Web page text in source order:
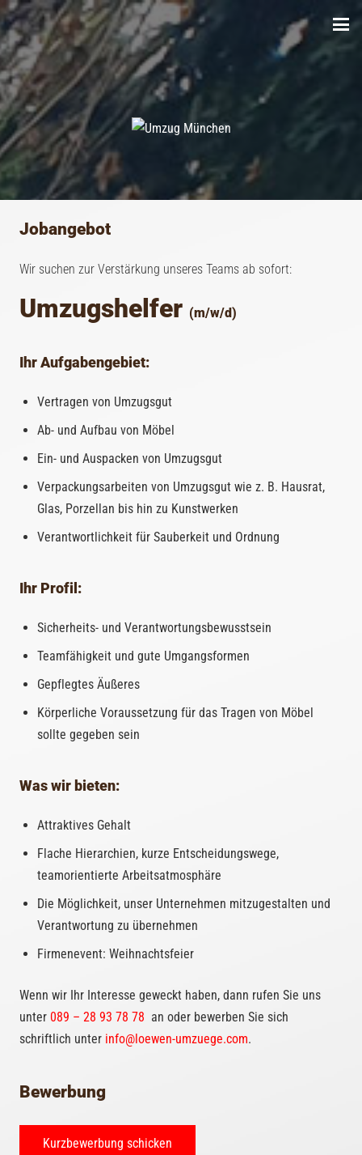
Jobangebot
Wir suchen zur Verstärkung unseres Teams ab sofort
Umzugshelfer
Ihr Aufgabengebiet:
Vertragen von Umzugsgut
Ab- und Aufbau von Möbel
Ein- und Auspacken von Umzugsgut
Verpackungsarbeiten von Umzugsgut wie z. B. Hausrat,
Glas, Porzellan bis hin zu Kunstwerken
Verantwortlichkeit für Sauberkeit und Ordnung
Ihr Profil:
Sicherheits- und Verantwortungsbewusstsein
Teamfähigkeit und gute Umgangsformen
Gepflegtes Äußeres
Körperliche Voraussetzung für das Tragen von Möbel
sollte gegeben sein
Was wir bieten:
Attraktives Gehalt
Flache Hierarchien, kurze Entscheidungswege,
teamorientierte Arbeitsatmosphäre
Die Möglichkeit, unser Unternehmen mitzugestalten und
Verantwortung zu übernehmen
Firmenevent: Weihnachtsfeier
Wenn wir Ihr Interesse geweckt haben, dann rufen Sie uns
unter 089 – 28 93 78 78 an oder bewerben Sie sich
schriftlich unter
moc.e
geuzm
u-new
eol@o
fni .
Bewerbung
Kurzbewerbung schicken